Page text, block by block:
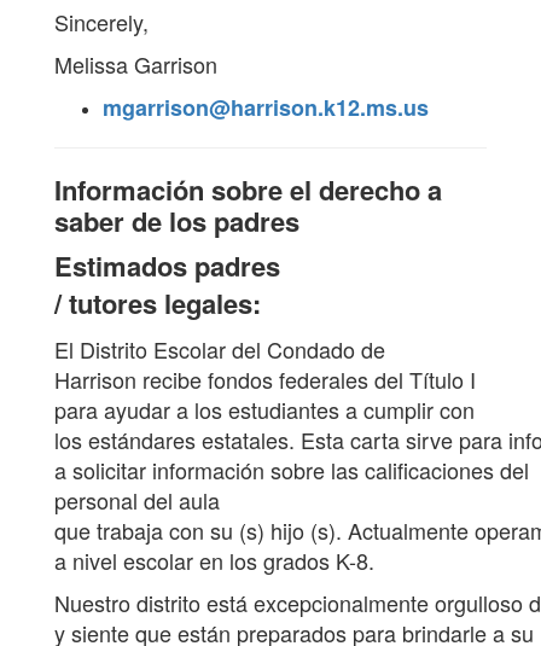
Sincerely,
Melissa Garrison
mgarrison@harrison.k12.ms.us
Información sobre el derecho a
saber de los padres
Estimados padres
/ tutores legales:
El Distrito Escolar del Condado de
Harrison recibe fondos federales del Título I
para ayudar a los estudiantes a cumplir con
los estándares estatales. Esta carta sirve para
a solicitar información sobre las calificaciones del
personal del aula
que trabaja con su (s) hijo (s). Actualmente
a nivel escolar en los grados K-8.
Nuestro distrito está excepcionalmente orgulloso
y siente que están preparados para brindarle a